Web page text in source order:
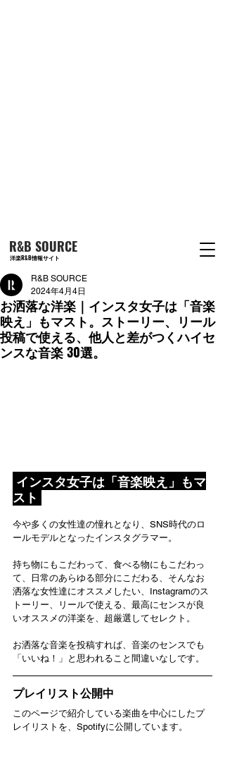
R&B SOURCE
洋楽R&B情報サイト
お洒落な洋楽｜インスタ女子は「音楽
映え」もマスト。ストーリー、リール
投稿で使える、他人と差がつくハイセ
ンスな音楽 30選。
R&B SOURCE
2024年4月4日
スト
今や多くの女性達の憧れとなり、SNS時代のロ
ールモデルとなったインスタグラマー。
持ち物にもこだわって、食べる物にもこだわっ
て、日常のあらゆる部分にこだわる、そんなお
洒落な女性達にオススメしたい、Instagramのス
トーリー、リールで使える、最高にセンスが良
いオススメの洋楽を、超厳選してセレクト。
お洒落な音楽を投稿すれば、音楽のセンスでも
「いいね！」と思われること間違いなしです。
プレイリスト公開中
このページで紹介している楽曲を中心にしたプ
レイリストを、Spotifyに公開しています。